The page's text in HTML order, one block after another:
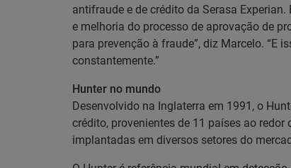
antifraude e de crédito da Serasa
e melhoria do processo de aprovação de
para prevenção à fraude”, diz Marcelo. “E
constantemente.”
Hunter no mundo
Desenvolvido na Inglaterra em 1991, o
crédito, provenientes de 11 países ao
implantadas em diversos setores do